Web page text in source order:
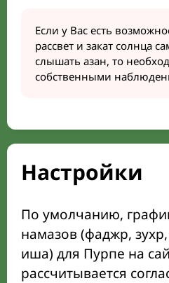
Если у Вас есть
рассвет и закат солнца
слышать азан, то
собственными
Настройки
По умолчанию,
намазов (фаджр,
иша) для Пурпе на
рассчитывается